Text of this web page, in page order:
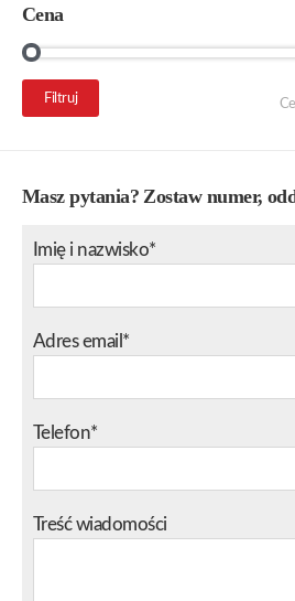
Cena
Cena
min.
Cena
maks.
Filtruj
Masz pytania? Zostaw numer,
Imię i nazwisko*
Adres email*
Telefon*
Treść wiadomości